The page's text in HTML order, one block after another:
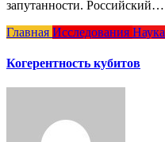
запутанности. Российский…
Главная Исследования Наука
Когерентность кубитов